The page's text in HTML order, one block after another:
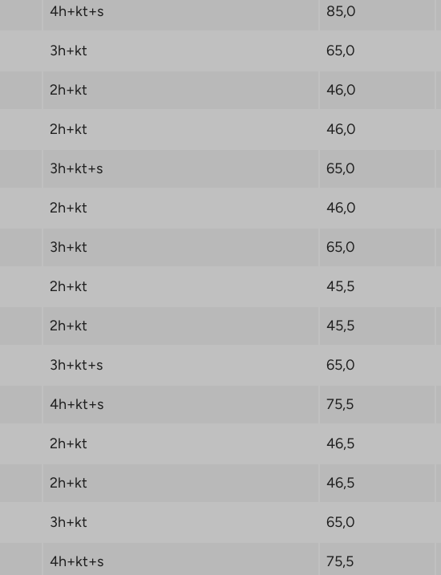
4h+kt+s 85,0
3h+kt 65,0
2h+kt 46,0
2h+kt 46,0
3h+kt+s 65,0
2h+kt 46,0
3h+kt 65,0
2h+kt 45,5
2h+kt 45,5
3h+kt+s 65,0
4h+kt+s 75,5
2h+kt 46,5
2h+kt 46,5
3h+kt 65,0
4h+kt+s 75,5